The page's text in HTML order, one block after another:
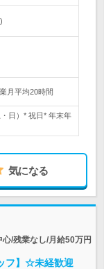
月平均20時間
日）* 祝日* 年末年
気になる
/残業なし/月給50万円
フ】☆未経歓迎